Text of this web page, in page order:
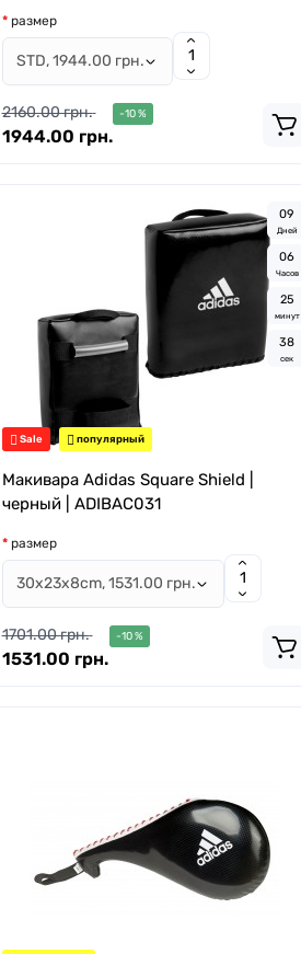
размер
2160.00 грн. -10 %
1944.00 грн.
Sale популярный
09
Дней
06
Часов
25
минут
37
сек
Макивара Adidas Square Shield |
черный | ADIBAC031
размер
1701.00 грн. -10 %
1531.00 грн.